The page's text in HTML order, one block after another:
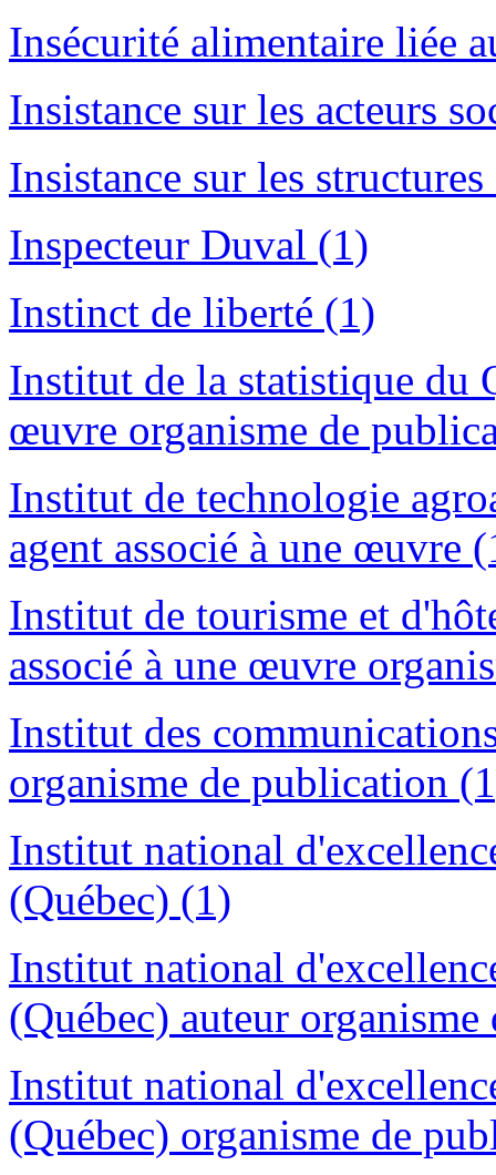
Insécurité alimentaire liée
Insistance sur les acteurs
Insistance sur les
Inspecteur Duval (1)
Instinct de liberté (1)
Institut de la statistique du
œuvre organisme de
Institut de technologie
agent associé à une œuvre
Institut de tourisme et
associé à une œuvre
Institut des
organisme de publication
Institut national
(Québec) (1)
Institut national
(Québec) auteur
Institut national
(Québec) organisme de